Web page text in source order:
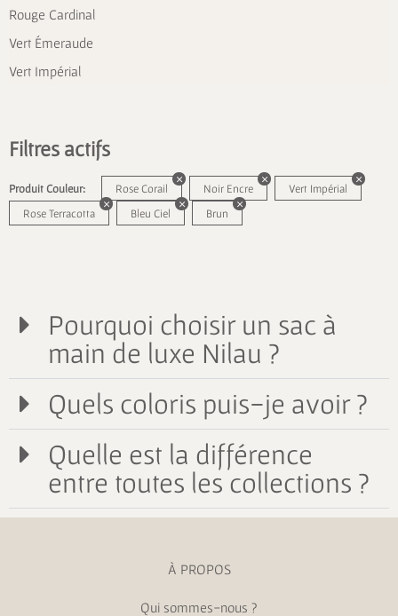
Rouge Cardinal
Vert Émeraude
Vert Impérial
Filtres actifs
Produit Couleur: Rose Corail Noir Encre
Vert Impérial
Rose Terracotta
Bleu Ciel Brun
Pourquoi choisir un sac à
main de luxe Nilau ?
Quels coloris puis-je avoir ?
Quelle est la différence
entre toutes les collections ?
À PROPOS
Qui sommes-nous ?